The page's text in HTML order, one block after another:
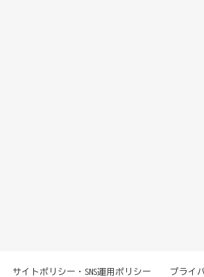
サイトポリシー・SNS運用ポリシー プライ